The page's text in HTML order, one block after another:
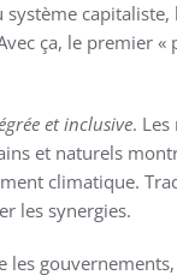
capitaliste,
ça, le premier «
et inclusive.
et naturels
climatique.
les synergies.
les